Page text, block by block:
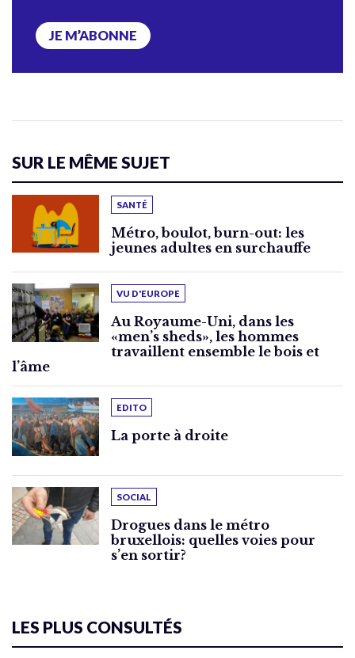
JE M’ABONNE
SUR LE MÊME SUJET
SANTÉ
Métro, boulot, burn-out: les
jeunes adultes en surchauffe
VU D'EUROPE
Au Royaume-Uni, dans les
«men’s sheds», les hommes
travaillent ensemble le bois et
l’âme
EDITO
La porte à droite
SOCIAL
Drogues dans le métro
bruxellois: quelles voies pour
s’en sortir?
LES PLUS CONSULTÉS